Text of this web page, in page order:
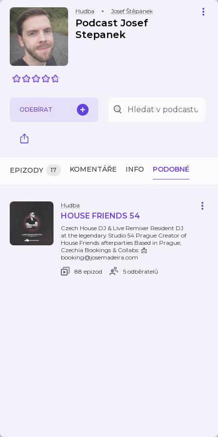
Hudba Josef Štěpánek
Podcast Josef
Stepanek
ODEBÍRAT
EPIZODY 17 KOMENTÁŘE INFO PODOBNÉ
Hudba
HOUSE FRIENDS 54
Czech House DJ & Live Remixer Resident DJ
at the legendary Studio 54 Prague Creator of
House Friends afterparties Based in Prague,
Czechia Bookings & Collabs: 📩
booking@josemadeira.com
88 epizod
5 odběratelů